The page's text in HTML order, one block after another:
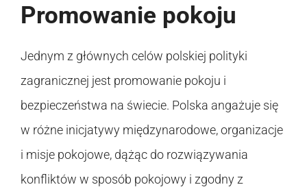
Promowanie pokoju
Jednym z głównych celów polskiej polityki
zagranicznej jest promowanie pokoju i
bezpieczeństwa na świecie. Polska angażuje się
w różne inicjatywy międzynarodowe, organizacje
i misje pokojowe, dążąc do rozwiązywania
konfliktów w sposób pokojowy i zgodny z